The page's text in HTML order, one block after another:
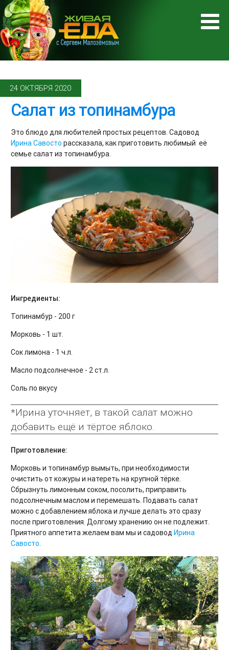
24 ОКТЯБРЯ 2020
Салат из топинамбура
Это блюдо для любителей простых рецептов. Садовод
Ирина Савосто рассказала, как приготовить любимый её
семье салат из топинамбура.
Ингредиенты:
Топинамбур - 200 г
Морковь - 1 шт.
Сок лимона - 1 ч.л.
Масло подсолнечное - 2 ст.л.
Соль по вкусу
*Ирина уточняет, в такой салат можно
добавить ещё и тёртое яблоко.
Приготовление:
Морковь и топинамбур вымыть, при необходимости
очистить от кожуры и натереть на крупной тёрке.
Сбрызнуть лимонным соком, посолить, приправить
подсолнечным маслом и перемешать. Подавать салат
можно с добавлением яблока и лучше делать это сразу
после приготовления. Долгому хранению он не подлежит.
Приятного аппетита желаем вам мы и садовод Ирина
Савосто.